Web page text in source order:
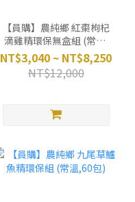
【員購】農純鄉 紅棗枸杞
滴雞精環保無盒組 (常溫,
20/60包)
NT$3,040 ~ NT$8,250
NT$12,000